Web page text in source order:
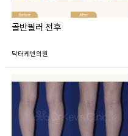
골반필러 전후
닥터케빈의원